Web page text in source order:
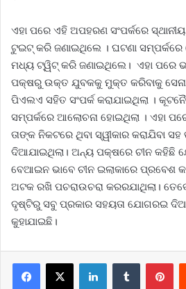
ଏହା ପରେ ଏହି ଅପହରଣ ସଂପର୍କରେ
ଟୁଇଟ୍ କରି ଜଣାଇଥିଲେ । ଘଟଣା
ମଧ୍ୟ ଟ୍ୱିଟ୍‌ କରି ଜଣାଇଥିଲେ। ଏହା ପରେ
ପକ୍ଷରୁ ଉକ୍ତ ଯୁବକକୁ ମୁକ୍ତ କରିବାକୁ ସେନା
ପିଏଲଏ ସହିତ ସଂପର୍କ କରାଯାଇଥିଲା ।
ସମ୍ପର୍କରେ ଆଲୋଚନା ହୋଇଥିଲା । ଏହା
ତାଙ୍କ ନିକଟରେ ଥିବା ସ୍ୱୀକାର କରାଯିବା ସହ
ଦିଆଯାଇଥିଲା। ଅନ୍ୟ ପକ୍ଷରେ ଚୀନ କହିଛି
ବେଆଇନ ଭାବେ ଚୀନ ଇଲାକାରେ ପ୍ରବେଶ
ଅଟକ ରଖି ପଚରାଉଚରା କରରଯାଥିଲା।
ଦୃଷ୍ଟିରୁ ସବୁ ପ୍ରକାର ସହୟତା ଯୋଗରଇ
କୁହାଯାଇଛି।